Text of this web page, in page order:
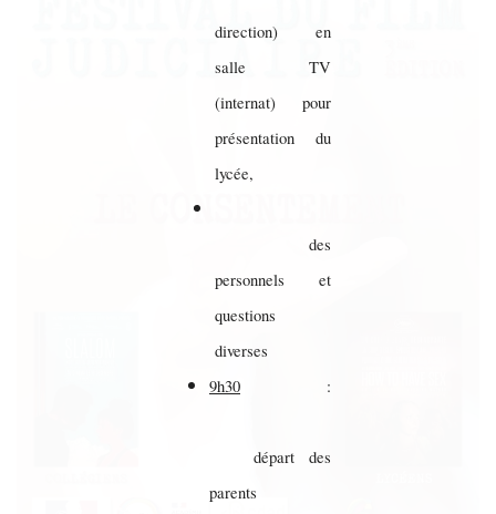
direction) en
salle TV
(internat) pour
présentation du
lycée,
des
personnels et
questions
diverses
9h30 :
départ des
parents